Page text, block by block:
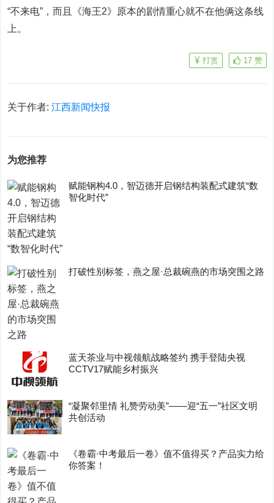
“不来电”，而且《海王2》原本的剧情重心就不在他俩这条线
上。
17 赞
打赏
关于作者:江西新闻快报
为您推荐
赋能钢构4.0，智迈德开启钢结构装配式建筑“数
智化时代”
打破性别标签，燕之屋·总裁碗燕的市场突围之路
蓝天茶业与中视领航战略签约 携手登陆央视
CCTV17赋能乡村振兴
“凝聚邻里情 礼赞劳动美”——迎“五一”社区文明
共创活动
《卷霸·中考最后一卷》值不值得买？产品实力给
你答案！